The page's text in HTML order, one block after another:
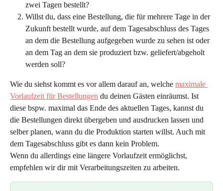
zwei Tagen bestellt?
Willst du, dass eine Bestellung, die für mehrere Tage in der
Zukunft bestellt wurde, auf dem Tagesabschluss des Tages
an dem die Bestellung aufgegeben wurde zu sehen ist oder
an dem Tag an dem sie produziert bzw. geliefert/abgeholt
werden soll?
Wie du siehst kommt es vor allem darauf an, welche maximale
Vorlaufzeit für Bestellungen du deinen Gästen einräumst. Ist
diese bspw. maximal das Ende des aktuellen Tages, kannst du
die Bestellungen direkt übergeben und ausdrucken lassen und
selber planen, wann du die Produktion starten willst. Auch mit
dem Tagesabschluss gibt es dann kein Problem.
Wenn du allerdings eine längere Vorlaufzeit ermöglichst,
empfehlen wir dir mit Verarbeitungszeiten zu arbeiten.